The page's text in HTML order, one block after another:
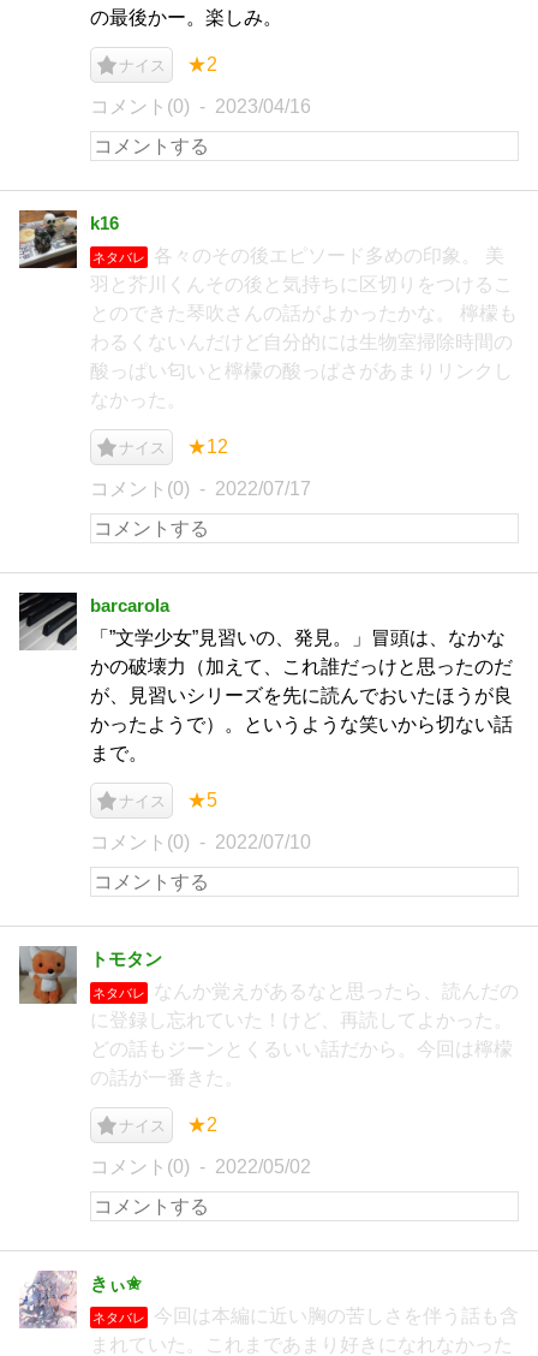
の最後かー。楽しみ。
ナイス ★2
コメント(0) 2023/04/16
k16
ネタバレ
各々のその後エピソード多めの印象。 美
羽と芥川くんその後と気持ちに区切りをつけるこ
とのできた琴吹さんの話がよかったかな。 檸檬も
わるくないんだけど自分的には生物室掃除時間の
酸っぱい匂いと檸檬の酸っぱさがあまりリンクし
なかった。
ナイス ★12
コメント(0) 2022/07/17
barcarola
「”文学少女”見習いの、発見。」冒頭は、なかな
かの破壊力（加えて、これ誰だっけと思ったのだ
が、見習いシリーズを先に読んでおいたほうが良
かったようで）。というような笑いから切ない話
まで。
ナイス ★5
コメント(0) 2022/07/10
トモタン
ネタバレ
なんか覚えがあるなと思ったら、読んだの
に登録し忘れていた！けど、再読してよかった。
どの話もジーンとくるいい話だから。今回は檸檬
の話が一番きた。
ナイス ★2
コメント(0) 2022/05/02
きぃ✬
ネタバレ
今回は本編に近い胸の苦しさを伴う話も含
まれていた。これまであまり好きになれなかった